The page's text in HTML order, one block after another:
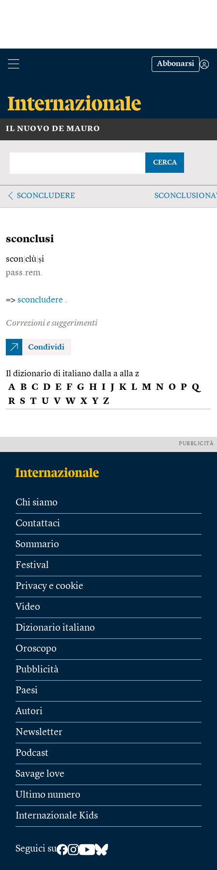
Abbonarsi
IL NUOVO DE MAURO
CERCA
SCONCLUDERE
sconclusi
scon clù ṣi
pass.rem.
=> sconcludere
Correzioni e suggerimenti
Condividi
Il dizionario di italiano dalla a alla z
A B C D E F G H I J K L M N O P Q
R S T U V W X Y Z
PUBBLICITÀ
Chi siamo
Contattaci
Sommario
Festival
Privacy e cookie
Video
Dizionario italiano
Oroscopo
Pubblicità
Paesi
Autori
Newsletter
Podcast
Savage love
Ultimo numero
Internazionale Kids
Seguici su